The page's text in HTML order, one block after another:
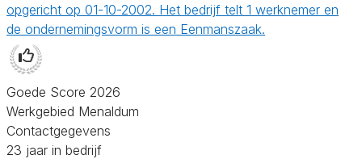
opgericht op 01-10-2002. Het bedrijf telt 1 werknemer en
de ondernemingsvorm is een Eenmanszaak.
Goede Score 2026
Werkgebied Menaldum
Contactgegevens
23 jaar in bedrijf